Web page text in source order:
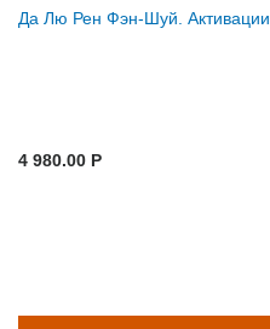
Да Лю Рен Фэн-Шуй. Активации.
4 980.00 P